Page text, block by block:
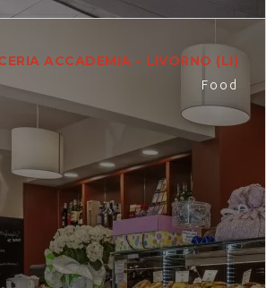
ACCADEMIA – LIVORNO (LI)
Food